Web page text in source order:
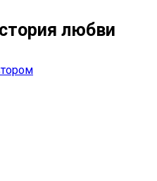
любви